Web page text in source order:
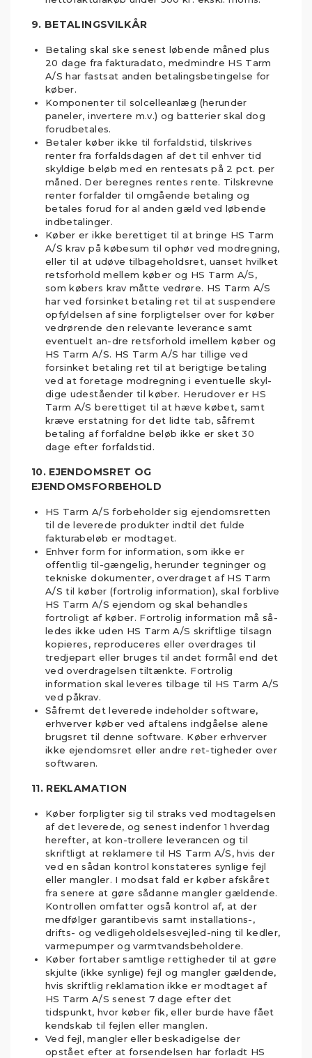
9. BETALINGSVILKÅR
Betaling skal ske senest løbende måned plus
20 dage fra fakturadato, medmindre HS Tarm
A/S har fastsat anden betalingsbetingelse for
køber.
Komponenter til solcelleanlæg (herunder
paneler, invertere m.v.) og batterier skal dog
forudbetales.
Betaler køber ikke til forfaldstid, tilskrives
renter fra forfaldsdagen af det til enhver tid
skyldige beløb med en rentesats på 2 pct. per
måned. Der beregnes rentes rente. Tilskrevne
renter forfalder til omgående betaling og
betales forud for al anden gæld ved løbende
indbetalinger.
Køber er ikke berettiget til at bringe HS Tarm
A/S krav på købesum til ophør ved modregning,
eller til at udøve tilbageholdsret, uanset hvilket
retsforhold mellem køber og HS Tarm A/S,
som købers krav måtte vedrøre. HS Tarm A/S
har ved forsinket betaling ret til at suspendere
opfyldelsen af sine forpligtelser over for køber
vedrørende den relevante leverance samt
eventuelt an-dre retsforhold imellem køber og
HS Tarm A/S. HS Tarm A/S har tillige ved
forsinket betaling ret til at berigtige betaling
ved at foretage modregning i eventuelle skyl-
dige udeståender til køber. Herudover er HS
Tarm A/S berettiget til at hæve købet, samt
kræve erstatning for det lidte tab, såfremt
betaling af forfaldne beløb ikke er sket 30
dage efter forfaldstid.
10. EJENDOMSRET OG
EJENDOMSFORBEHOLD
HS Tarm A/S forbeholder sig ejendomsretten
til de leverede produkter indtil det fulde
fakturabeløb er modtaget.
Enhver form for information, som ikke er
offentlig til-gængelig, herunder tegninger og
tekniske dokumenter, overdraget af HS Tarm
A/S til køber (fortrolig information), skal forblive
HS Tarm A/S ejendom og skal behandles
fortroligt af køber. Fortrolig information må så-
ledes ikke uden HS Tarm A/S skriftlige tilsagn
kopieres, reproduceres eller overdrages til
tredjepart eller bruges til andet formål end det
ved overdragelsen tiltænkte. Fortrolig
information skal leveres tilbage til HS Tarm A/S
ved påkrav.
Såfremt det leverede indeholder software,
erhverver køber ved aftalens indgåelse alene
brugsret til denne software. Køber erhverver
ikke ejendomsret eller andre ret-tigheder over
softwaren.
11. REKLAMATION
Køber forpligter sig til straks ved modtagelsen
af det leverede, og senest indenfor 1 hverdag
herefter, at kon-trollere leverancen og til
skriftligt at reklamere til HS Tarm A/S, hvis der
ved en sådan kontrol konstateres synlige fejl
eller mangler. I modsat fald er køber afskåret
fra senere at gøre sådanne mangler gældende.
Kontrollen omfatter også kontrol af, at der
medfølger garantibevis samt installations-,
drifts- og vedligeholdelsesvejled-ning til kedler,
varmepumper og varmtvandsbeholdere.
Køber fortaber samtlige rettigheder til at gøre
skjulte (ikke synlige) fejl og mangler gældende,
hvis skriftlig reklamation ikke er modtaget af
HS Tarm A/S senest 7 dage efter det
tidspunkt, hvor køber fik, eller burde have fået
kendskab til fejlen eller manglen.
Ved fejl, mangler eller beskadigelse der
opstået efter at forsendelsen har forladt HS